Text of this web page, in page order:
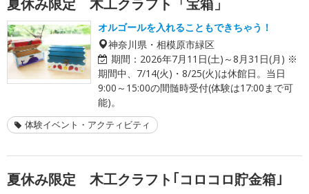
オルゴールを入れることもできちゃう！
神奈川県・相模原市緑区
期間： 2026年7月11日(土)～8月31日(月) ※
期間中、7/14(火)・8/25(火)は休館日。当日
9:00～15:00の間髄時受付(体験は17:00まで可
能)。
体験イベント・アクティビティ
夏休み限定 木工クラフト｢コロコロ貯金箱｣